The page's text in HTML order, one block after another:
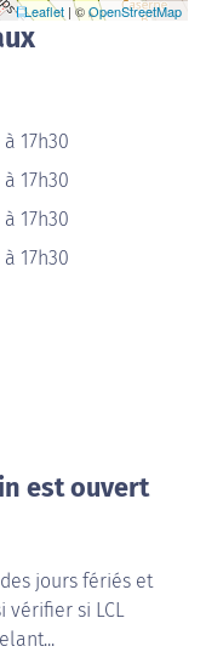
Leaflet | ©OpenStreetMap
17h30
17h30
17h30
17h30
est ouvert
jours fériés et
vérifier si LCL